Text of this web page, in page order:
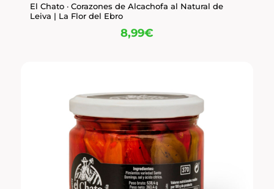
El Chato · Corazones de Alcachofa al Natural de
Leiva | La Flor del Ebro
8,99€